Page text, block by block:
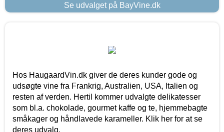
Se udvalget på BayVine.dk
Hos HaugaardVin.dk giver de deres kunder gode og
udsøgte vine fra Frankrig, Australien, USA, Italien og
resten af verden. Hertil kommer udvalgte delikatesser
som bl.a. chokolade, gourmet kaffe og te, hjemmebagte
småkager og håndlavede karameller. Klik her for at se
deres udvalg.